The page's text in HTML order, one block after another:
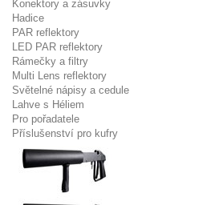
Konektory a zásuvky
Hadice
PAR reflektory
LED PAR reflektory
Rámečky a filtry
Multi Lens reflektory
Světelné nápisy a cedule
Lahve s Héliem
Pro pořadatele
Příslušenství pro kufry